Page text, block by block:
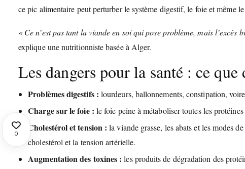
0
ce pic alimentaire peut perturber le système digestif, le foie et même
« Ce n’est pas tant la viande en soi qui pose problème, mais
explique une nutritionniste basée à Alger.
Les dangers pour la santé : ce
Problèmes digestifs : lourdeurs, ballonnements, constipation,
Charge sur le foie : le foie peine à métaboliser toutes les
Cholestérol et tension : la viande grasse, les abats et les modes
cholestérol et la tension artérielle.
Augmentation des toxines : les produits de dégradation des